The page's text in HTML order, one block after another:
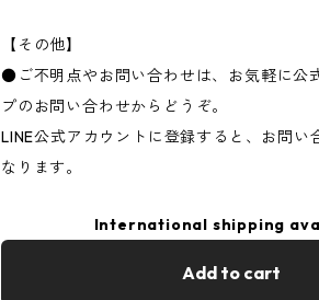
【その他】
●ご不明点やお問い合わせは、お気軽に公
プのお問い合わせからどうぞ。
LINE公式アカウントに登録すると、お問い
なります。
International shipping
Add to cart